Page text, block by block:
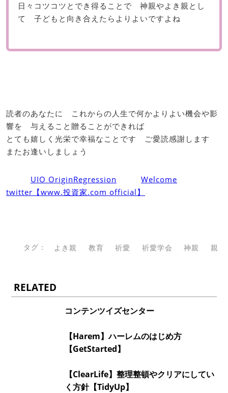
日々コツコツとでき得ることで 神親やよき親とし
て 子どもと向き合えたらよりよいですよね
読者のあなたに これからの人生で何かよりよい機会や影
響を 与えること贈ることができれば
とても嬉しく光栄で幸福なことです ご愛読感謝します
またお逢いしましょう
UIO OriginRegression
Welcome
twitter【www.投資家.com official】
タグ： よき親 教育 祈愛 祈愛学会 神親 親
RELATED
コンテンツイズセンター
【Harem】ハーレムのはじめ方
【GetStarted】
【ClearLife】整理整頓やクリアにしてい
く方針【TidyUp】